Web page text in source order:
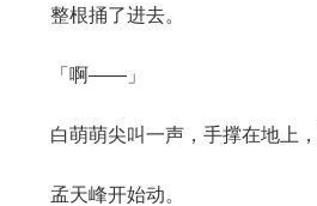
整根捅了进去。
「啊——」
白萌萌尖叫一声，手撑在地上，
孟天峰开始动。